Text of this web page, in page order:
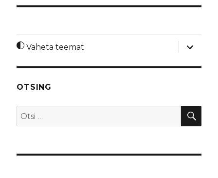
Vaheta teemat
laienda
OTSING
Otsi: